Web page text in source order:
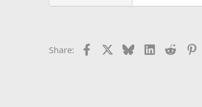
Share: Facebook BlueskyLinkedIn
Reddit